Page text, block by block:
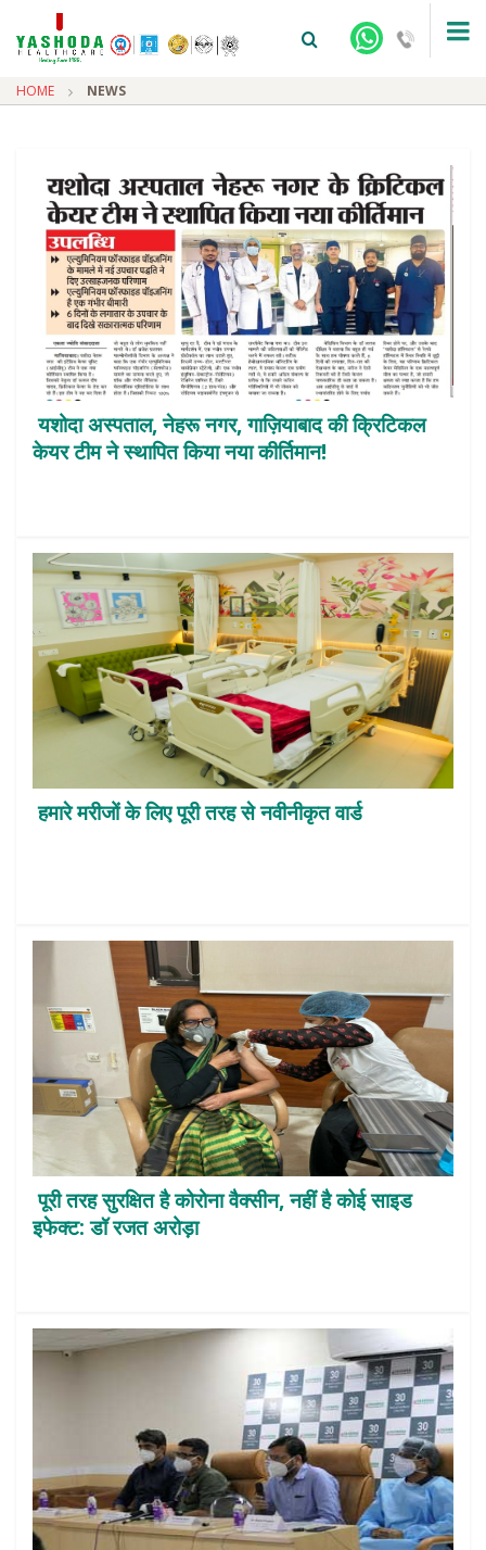
+91-9810922042 - NEHRU NAGAR
+91-9810709038 - SANJAY NAGAR
+91-9810705772 - VASUNDHARA
HOME NEWS
यशोदा अस्पताल, नेहरू नगर, गाज़ियाबाद की क्रिटिकल
केयर टीम ने स्थापित किया नया कीर्तिमान!
हमारे मरीजों के लिए पूरी तरह से नवीनीकृत वार्ड
पूरी तरह सुरक्षित है कोरोना वैक्सीन, नहीं है कोई साइड
इफेक्ट: डॉ रजत अरोड़ा